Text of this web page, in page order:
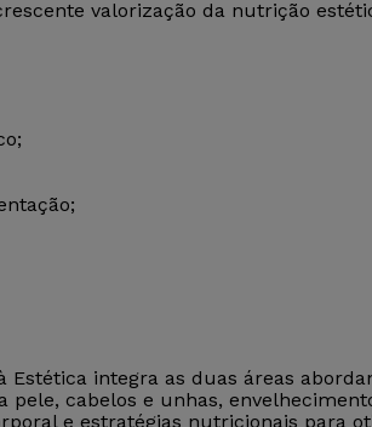
valorização da nutrição
integra as duas áreas
cabelos e unhas,
e estratégias nutricionais para